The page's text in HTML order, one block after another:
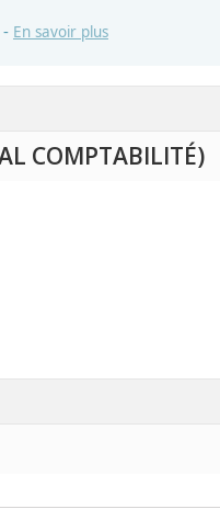
En savoir plus
COMPTABILITÉ)